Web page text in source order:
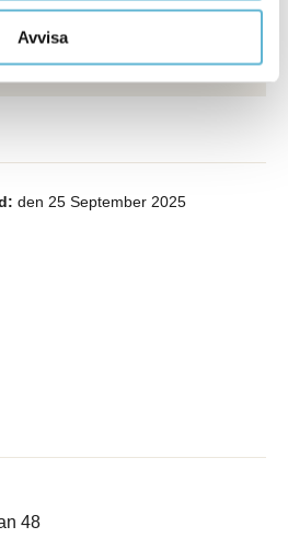
Avvisa
295 21 Bromölla
den 25 September 2025
48